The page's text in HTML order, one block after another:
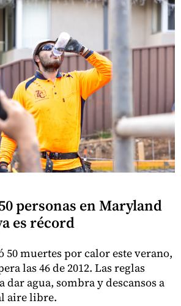
personas en Maryland
es récord
muertes por calor este verano,
las 46 de 2012. Las reglas
dar agua, sombra y descansos a
aire libre.